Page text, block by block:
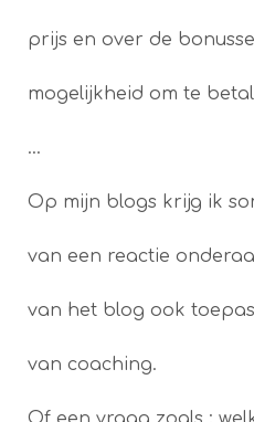
prijs en over de
mogelijkheid om te
…
Op mijn blogs krijg ik
van een reactie
van het blog ook
van coaching.